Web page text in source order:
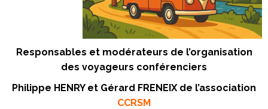
Responsables et modérateurs de l’organisation
des voyageurs conférenciers
Philippe HENRY et Gérard FRENEIX de l’association
CCRSM